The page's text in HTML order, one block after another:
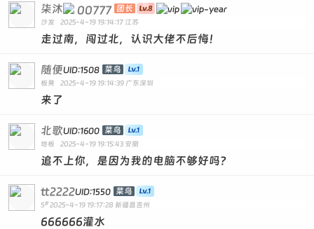
柒沐 00777 团长
沙发 2025-4-19 19:14:17 江苏
走过南，闯过北，认识大佬不后悔！
随便UID:1508 菜鸟
板凳 2025-4-19 19:14:39 广东深圳
来了
北歌UID:1600 菜鸟
地板 2025-4-19 19:15:43 安徽
追不上你，是因为我的电脑不够好吗？
tt2222UID:1550 菜鸟
5# 2025-4-19 19:17:28 新疆昌吉州
666666灌水